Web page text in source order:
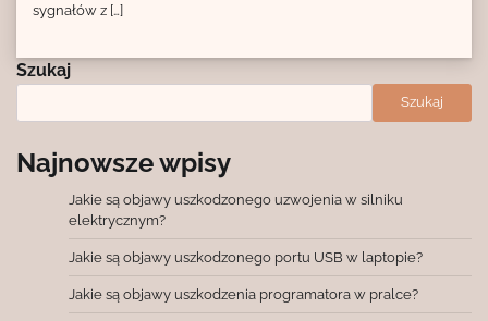
sygnałów z […]
Szukaj
Szukaj
Najnowsze wpisy
Jakie są objawy uszkodzonego uzwojenia w silniku
elektrycznym?
Jakie są objawy uszkodzonego portu USB w laptopie?
Jakie są objawy uszkodzenia programatora w pralce?